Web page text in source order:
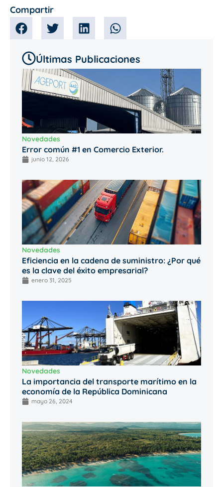
Compartir
Últimas Publicaciones
Novedades
Error común #1 en Comercio Exterior.
junio 12, 2026
Novedades
Eficiencia en la cadena de suministro: ¿Por qué
es la clave del éxito empresarial?
enero 31, 2025
Novedades
La importancia del transporte marítimo en la
economía de la República Dominicana
mayo 26, 2024